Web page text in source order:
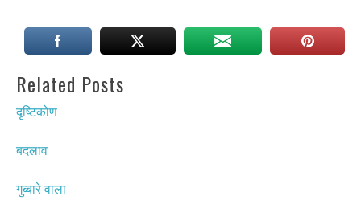
Related Posts
दृष्टिकोण
बदलाव
गुब्बारे वाला